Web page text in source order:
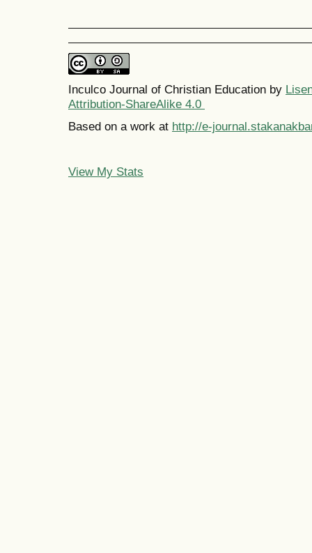
Inculco Journal of Christian Education by
Attribution-ShareAlike 4.0
Based on a work at http://e-
View My Stats